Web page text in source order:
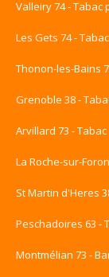
Valleiry 74 - Tabac
Les Gets 74 -
Thonon-les-Bains
Grenoble 38 -
Arvillard 73 - Tabac
La Roche-sur-
St Martin d'Heres
Peschadoires 63 -
Montmélian 73 -